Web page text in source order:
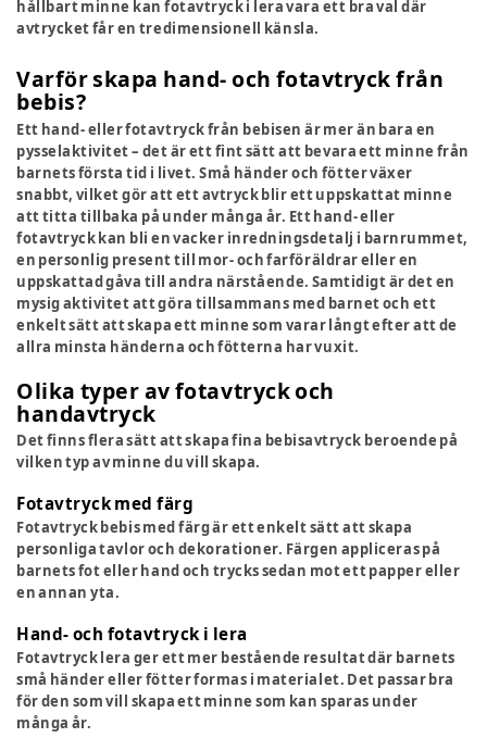
hållbart minne kan fotavtryck i lera vara ett bra val där
avtrycket får en tredimensionell känsla.
Varför skapa hand- och fotavtryck från
bebis?
Ett hand- eller fotavtryck från bebisen är mer än bara en
pysselaktivitet – det är ett fint sätt att bevara ett minne från
barnets första tid i livet. Små händer och fötter växer
snabbt, vilket gör att ett avtryck blir ett uppskattat minne
att titta tillbaka på under många år. Ett hand- eller
fotavtryck kan bli en vacker inredningsdetalj i barnrummet,
en personlig present till mor- och farföräldrar eller en
uppskattad gåva till andra närstående. Samtidigt är det en
mysig aktivitet att göra tillsammans med barnet och ett
enkelt sätt att skapa ett minne som varar långt efter att de
allra minsta händerna och fötterna har vuxit.
Olika typer av fotavtryck och
handavtryck
Det finns flera sätt att skapa fina bebisavtryck beroende på
vilken typ av minne du vill skapa.
Fotavtryck med färg
Fotavtryck bebis med färg är ett enkelt sätt att skapa
personliga tavlor och dekorationer. Färgen appliceras på
barnets fot eller hand och trycks sedan mot ett papper eller
en annan yta.
Hand- och fotavtryck i lera
Fotavtryck lera ger ett mer bestående resultat där barnets
små händer eller fötter formas i materialet. Det passar bra
för den som vill skapa ett minne som kan sparas under
många år.